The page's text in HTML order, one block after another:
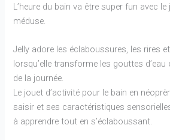
L’heure du bain va être super fun avec
méduse.
Jelly adore les éclaboussures, les rires
lorsqu’elle transforme les gouttes
de la journée.
Le jouet d’activité pour le bain en
saisir et ses caractéristiques
à apprendre tout en s’éclaboussant.